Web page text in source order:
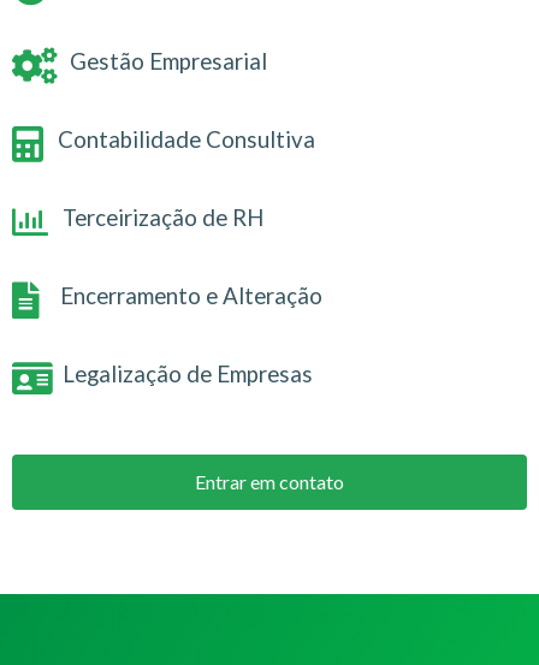
Gestão Empresarial
Contabilidade Consultiva
Terceirização de RH
Encerramento e Alteração
Legalização de Empresas
Entrar em contato